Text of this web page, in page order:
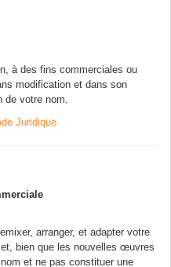
à des fins commerciales ou
modification et dans son
de votre nom.
Juridique
arranger, et adapter votre
bien que les nouvelles œuvres
et ne pas constituer une